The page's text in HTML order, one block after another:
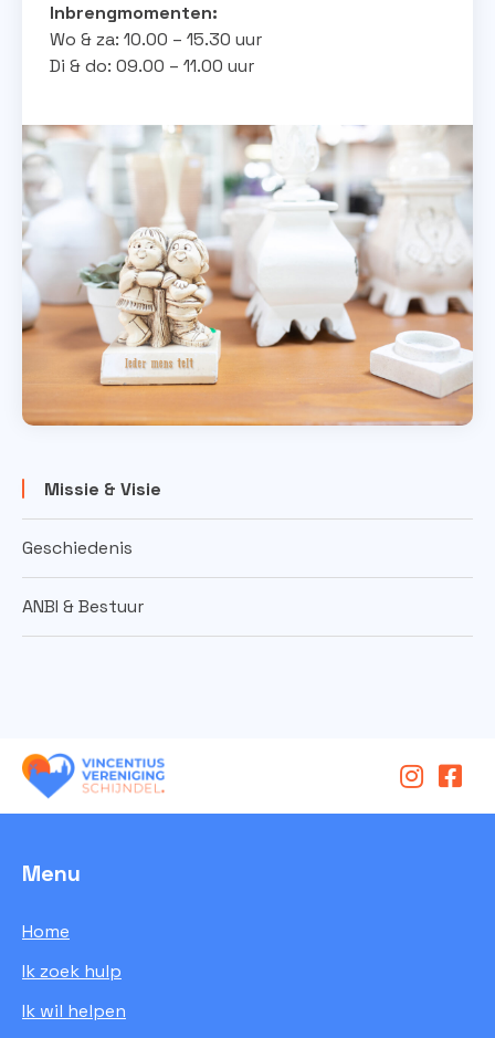
Inbrengmomenten:
Wo & za: 10.00 – 15.30 uur
Di & do: 09.00 – 11.00 uur
Missie & Visie
Geschiedenis
ANBI & Bestuur
Menu
Home
Ik zoek hulp
Ik wil helpen